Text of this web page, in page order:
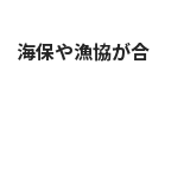
海保や漁協が合